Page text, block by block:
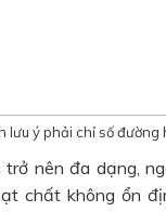
ý phải chỉ số đường
nên đa dạng,
chất không ổn